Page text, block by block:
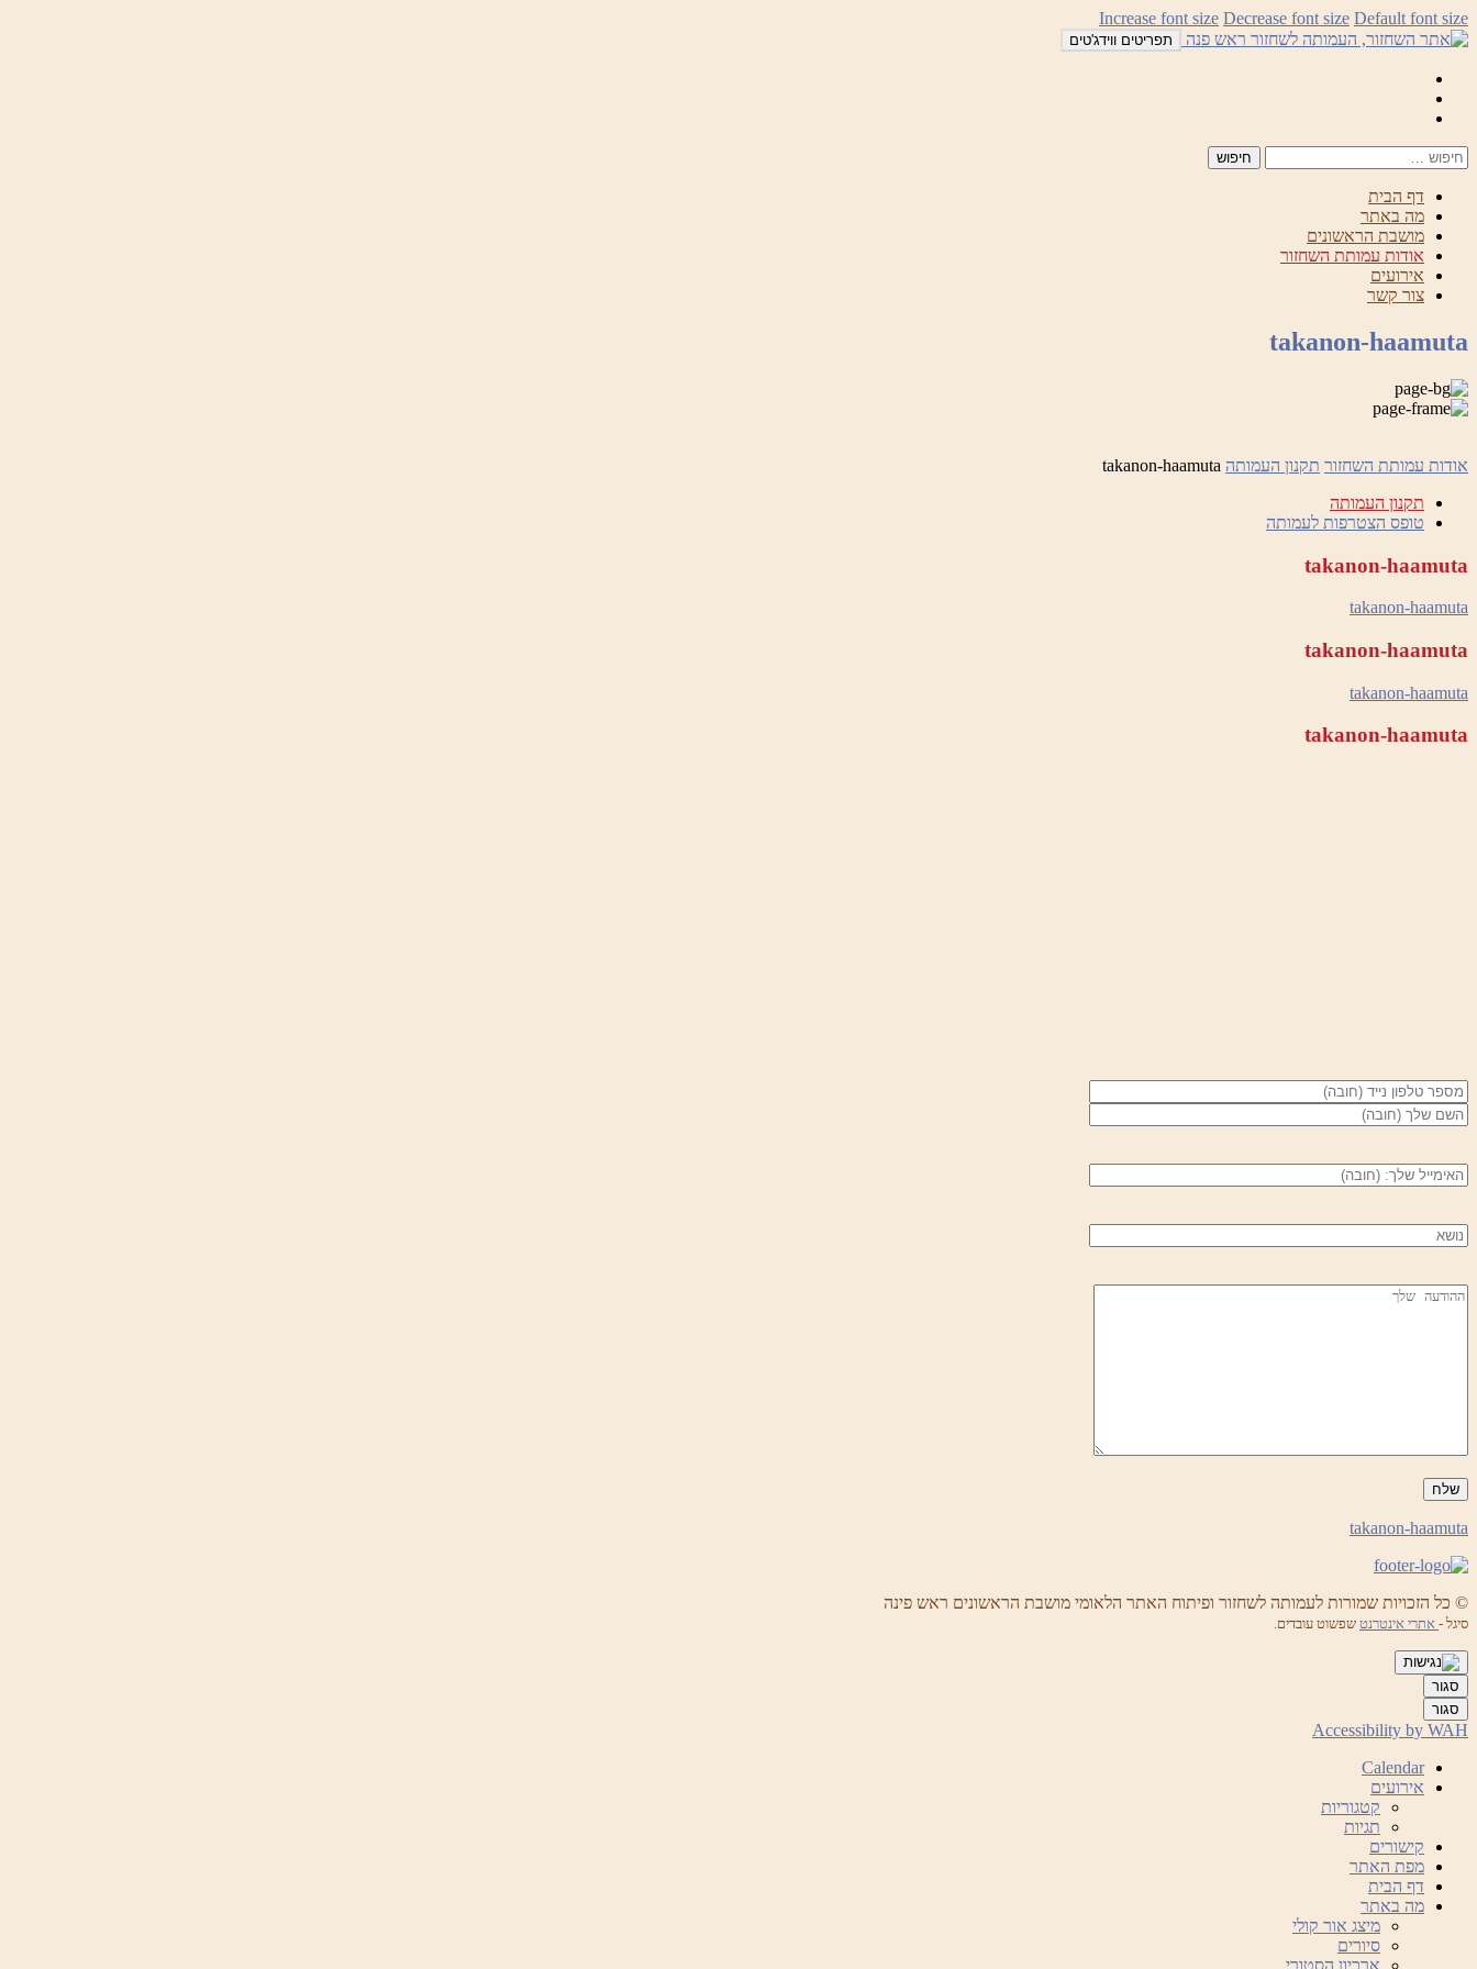
לדלג
לתוכן
Increase font size Decrease font size Default font size
תפריטים ווידג'טים
דף הבית
מה באתר
מושבת הראשונים
אודות עמותת השחזור
אירועים
צור קשר
takanon-haamuta
אודות עמותת השחזור תקנון העמותה takanon-haamuta
תקנון העמותה
טופס הצטרפות לעמותה
takanon-haamuta
takanon-haamuta
takanon-haamuta
takanon-haamuta
takanon-haamuta
takanon-haamuta
© כל הזכויות שמורות לעמותה לשחזור ופיתוח האתר הלאומי מושבת הראשונים ראש פינה
סיגל - אתרי אינטרנט שפשוט עובדים.
סגור
סגור
Accessibility by WAH
Calendar
אירועים
קטגוריות
תגיות
קישורים
מפת האתר
דף הבית
מה באתר
מיצג אור קולי
סיורים
ארכיון הסטורי